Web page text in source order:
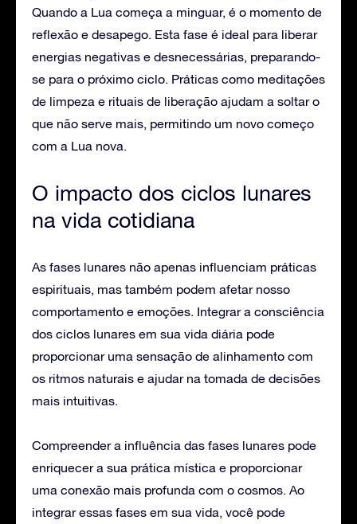
Quando a Lua começa a minguar, é o momento de
reflexão e desapego. Esta fase é ideal para liberar
energias negativas e desnecessárias, preparando-
se para o próximo ciclo. Práticas como meditações
de limpeza e rituais de liberação ajudam a soltar o
que não serve mais, permitindo um novo começo
com a Lua nova.
O impacto dos ciclos lunares
na vida cotidiana
As fases lunares não apenas influenciam práticas
espirituais, mas também podem afetar nosso
comportamento e emoções. Integrar a consciência
dos ciclos lunares em sua vida diária pode
proporcionar uma sensação de alinhamento com
os ritmos naturais e ajudar na tomada de decisões
mais intuitivas.
Compreender a influência das fases lunares pode
enriquecer a sua prática mística e proporcionar
uma conexão mais profunda com o cosmos. Ao
integrar essas fases em sua vida, você pode